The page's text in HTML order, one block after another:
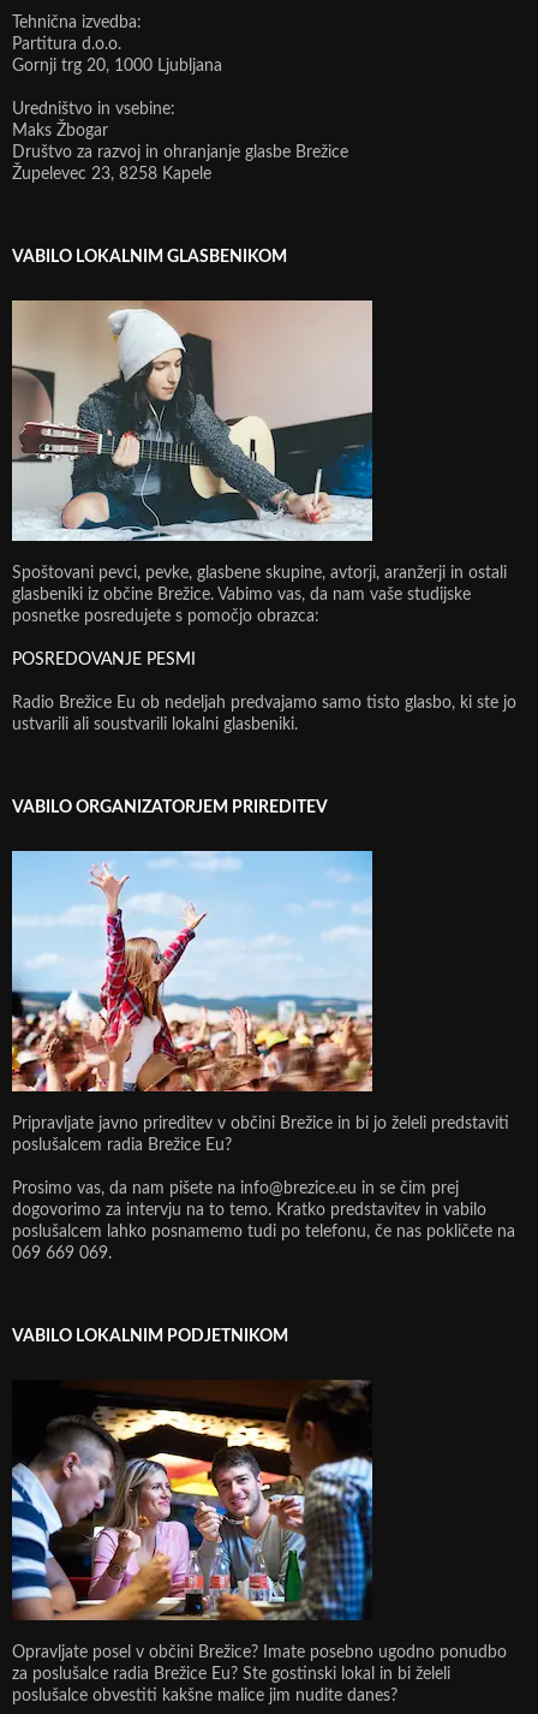
Tehnična izvedba:
Partitura d.o.o.
Gornji trg 20, 1000 Ljubljana
Uredništvo in vsebine:
Maks Žbogar
Društvo za razvoj in ohranjanje glasbe Brežice
Župelevec 23, 8258 Kapele
VABILO LOKALNIM GLASBENIKOM
Spoštovani pevci, pevke, glasbene skupine, avtorji, aranžerji in ostali
glasbeniki iz občine Brežice. Vabimo vas, da nam vaše studijske
posnetke posredujete s pomočjo obrazca:
POSREDOVANJE PESMI
Radio Brežice Eu ob nedeljah predvajamo samo tisto glasbo, ki ste jo
ustvarili ali soustvarili lokalni glasbeniki.
VABILO ORGANIZATORJEM PRIREDITEV
Pripravljate javno prireditev v občini Brežice in bi jo želeli predstaviti
poslušalcem radia Brežice Eu?
Prosimo vas, da nam pišete na info@brezice.eu in se čim prej
dogovorimo za intervju na to temo. Kratko predstavitev in vabilo
poslušalcem lahko posnamemo tudi po telefonu, če nas pokličete na
069 669 069.
VABILO LOKALNIM PODJETNIKOM
Opravljate posel v občini Brežice? Imate posebno ugodno ponudbo
za poslušalce radia Brežice Eu? Ste gostinski lokal in bi želeli
poslušalce obvestiti kakšne malice jim nudite danes?